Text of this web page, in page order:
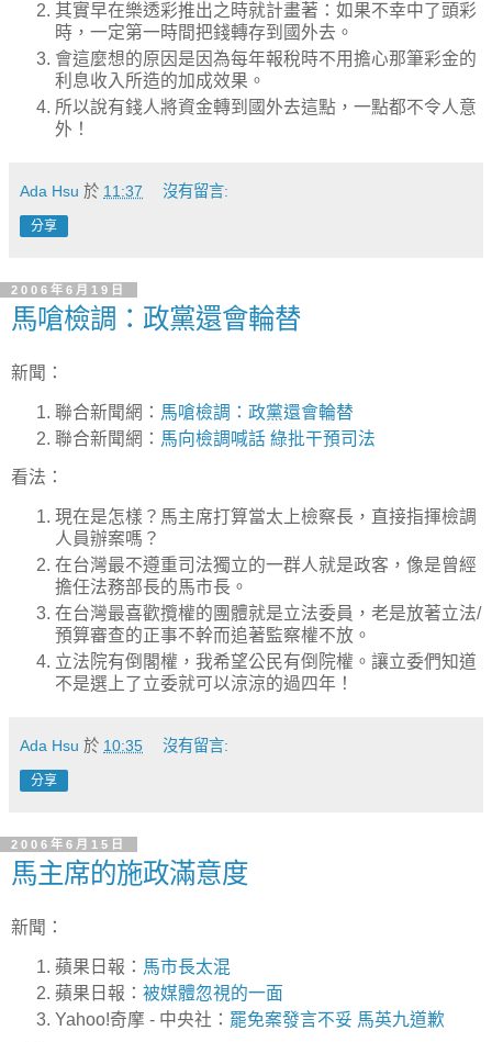
其實早在樂透彩推出之時就計畫著：如果不幸中了頭彩
時，一定第一時間把錢轉存到國外去。
會這麼想的原因是因為每年報稅時不用擔心那筆彩金的
利息收入所造的加成效果。
所以說有錢人將資金轉到國外去這點，一點都不令人意
外！
Ada Hsu 於 11:37 沒有留言:
分享
2006年6月19日
馬嗆檢調：政黨還會輪替
新聞：
聯合新聞網： 馬嗆檢調：政黨還會輪替
聯合新聞網： 馬向檢調喊話 綠批干預司法
看法：
現在是怎樣？馬主席打算當太上檢察長，直接指揮檢調
人員辦案嗎？
在台灣最不遵重司法獨立的一群人就是政客，像是曾經
擔任法務部長的馬市長。
在台灣最喜歡攬權的團體就是立法委員，老是放著立法/
預算審查的正事不幹而追著監察權不放。
立法院有倒閣權，我希望公民有倒院權。讓立委們知道
不是選上了立委就可以涼涼的過四年！
Ada Hsu 於 10:35 沒有留言:
分享
2006年6月15日
馬主席的施政滿意度
新聞：
蘋果日報： 馬市長太混
蘋果日報： 被媒體忽視的一面
Yahoo!奇摩 - 中央社： 罷免案發言不妥 馬英九道歉